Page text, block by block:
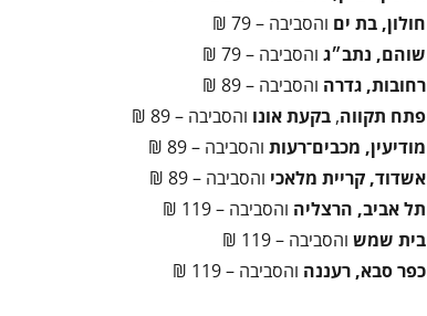
חולון, בת ים והסביבה – 79 ₪
שוהם, נתב״גוהסביבה – 79 ₪
רחובות, גדרה והסביבה – 89 ₪
פתח תקווה, בקעת אונו והסביבה – 89 ₪
מודיעין, מכבים־רעותוהסביבה – 89 ₪
אשדוד, קריית מלאכי והסביבה – 89 ₪
תל אביב, הרצליה והסביבה – 119 ₪
בית שמשוהסביבה – 119 ₪
כפר סבא, רעננה והסביבה – 119 ₪